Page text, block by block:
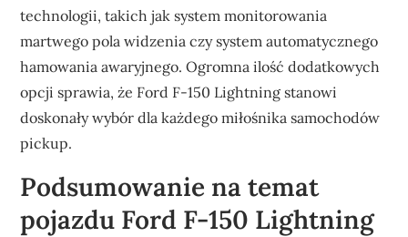
technologii, takich jak system monitorowania
martwego pola widzenia czy system automatycznego
hamowania awaryjnego. Ogromna ilość dodatkowych
opcji sprawia, że Ford F-150 Lightning stanowi
doskonały wybór dla każdego miłośnika samochodów
pickup.
Podsumowanie na temat
pojazdu Ford F-150 Lightning